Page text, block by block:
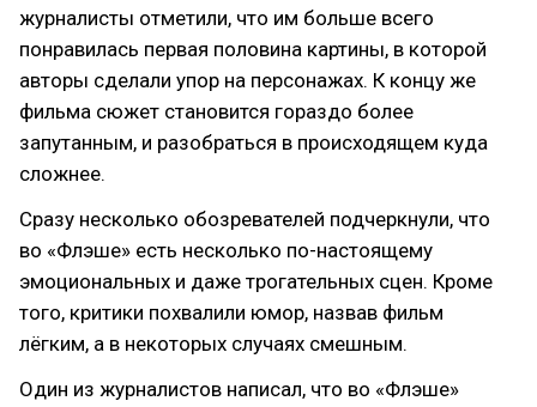
журналисты отметили, что им больше всего
понравилась первая половина картины, в которой
авторы сделали упор на персонажах. К концу же
фильма сюжет становится гораздо более
запутанным, и разобраться в происходящем куда
сложнее.
Сразу несколько обозревателей подчеркнули, что
во «Флэше» есть несколько по-настоящему
эмоциональных и даже трогательных сцен. Кроме
того, критики похвалили юмор, назвав фильм
лёгким, а в некоторых случаях смешным.
Один из журналистов написал, что во «Флэше»